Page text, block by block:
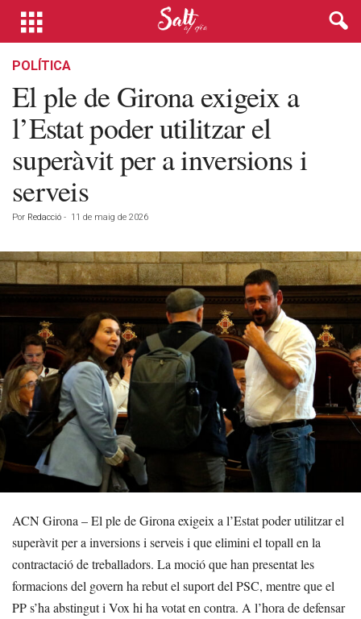
POLÍTICA
El ple de Girona exigeix a
l’Estat poder utilitzar el
superàvit per a inversions i
serveis
Por Redacció - 11 de maig de 2026
ACN Girona – El ple de Girona exigeix a l’Estat poder utilitzar el
superàvit per a inversions i serveis i que elimini el topall en la
contractació de treballadors. La moció que han presentat les
formacions del govern ha rebut el suport del PSC, mentre que el
PP s’ha abstingut i Vox hi ha votat en contra. A l’hora de defensar